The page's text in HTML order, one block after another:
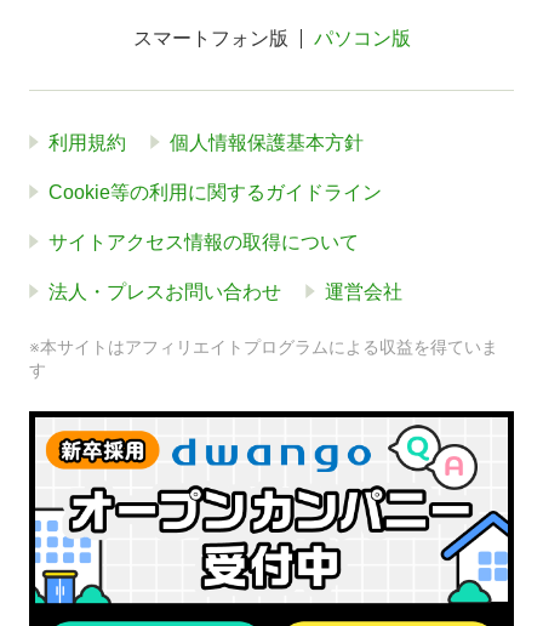
スマートフォン版 パソコン版
利用規約 個人情報保護基本方針
Cookie等の利用に関するガイドライン
サイトアクセス情報の取得について
法人・プレスお問い合わせ 運営会社
※本サイトはアフィリエイトプログラムによる収益を得ていま
す